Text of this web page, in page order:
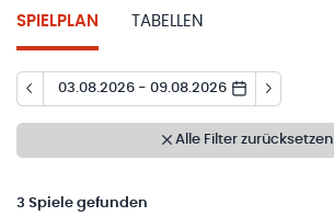
SPIELPLAN TABELLEN
03.08.2026 - 09.08.2026
Alle Filter zurücksetzen
3 Spiele gefunden